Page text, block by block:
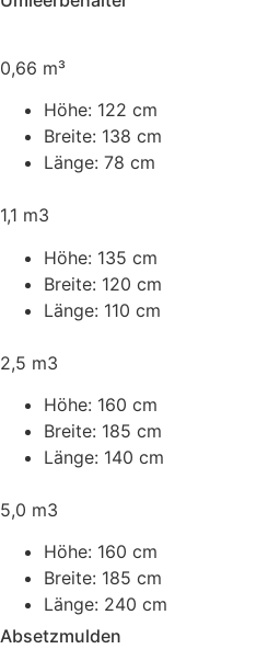
0,66 m³
Höhe: 122 cm
Breite: 138 cm
Länge: 78 cm
1,1 m3
Höhe: 135 cm
Breite: 120 cm
Länge: 110 cm
2,5 m3
Höhe: 160 cm
Breite: 185 cm
Länge: 140 cm
5,0 m3
Höhe: 160 cm
Breite: 185 cm
Länge: 240 cm
Absetzmulden